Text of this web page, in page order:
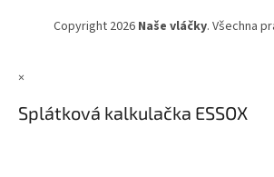
Copyright 2026 Naše vláčky. Všechna
×
Splátková kalkulačka ESSOX